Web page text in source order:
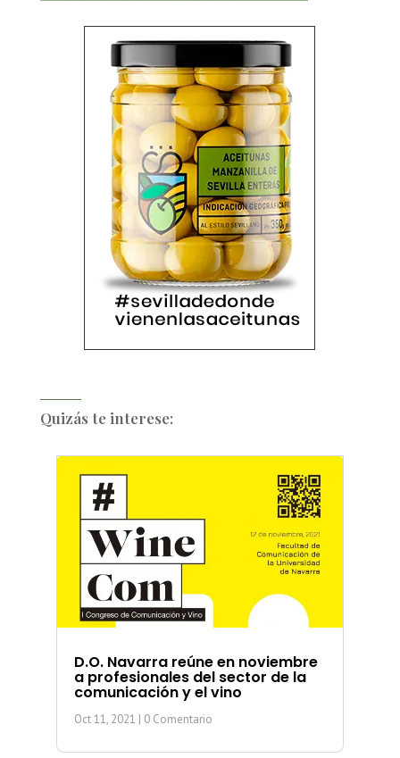
Quizás te interese:
D.O. Navarra reúne en noviembre
a profesionales del sector de la
comunicación y el vino
Oct 11, 2021 | 0 Comentario